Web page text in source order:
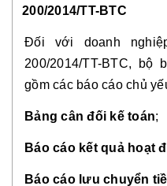
200/2014/TT-BTC
Đối với doanh
200/2014/TT-BTC, bộ
gồm các báo cáo chủ
Bảng cân đối kế toán;
Báo cáo kết quả hoạt
Báo cáo lưu chuyển